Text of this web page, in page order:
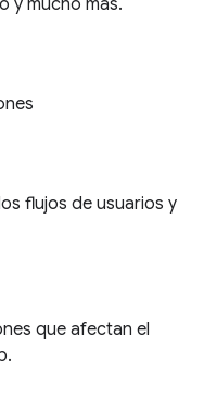
y mucho más.
flujos de usuarios y
que afectan el